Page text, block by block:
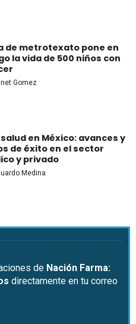
de metrotexato pone en
la vida de 500 niños con
Gomez
en México: avances y
de éxito en el sector
y privado
Medina
de Nación Farma:
directamente en tu correo